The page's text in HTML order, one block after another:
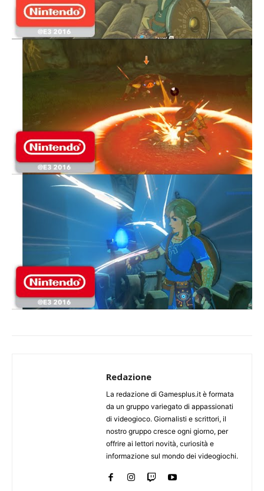
Redazione
La redazione di Gamesplus.it è formata
da un gruppo variegato di appassionati
di videogioco. Giornalisti e scrittori, il
nostro gruppo cresce ogni giorno, per
offrire ai lettori novità, curiosità e
informazione sul mondo dei videogiochi.